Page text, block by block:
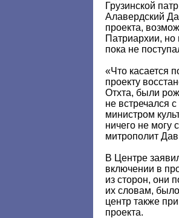
Грузинской
Алавердский
проекта,
Патриархии,
пока не
«Что касается
проекту
Отхта, были
не встречался
министром
ничего не могу
митрополит
В Центре
включении в
из сторон, они
их словам,
центр также
проекта.